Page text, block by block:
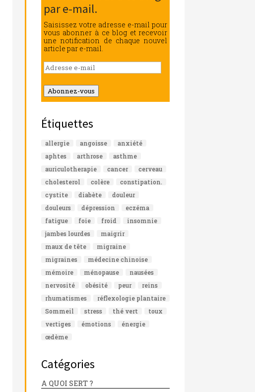
par e-mail.
Saisissez votre adresse e-mail pour
vous abonner à ce blog et recevoir
une notification de chaque nouvel
article par e-mail.
Adresse
e-
mail
Abonnez-vous
Étiquettes
allergie angoisse
anxiété
aphtes
arthrose
asthme
auriculotherapie
cancer
cerveau
cholesterol
colère
constipation.
cystite
diabète
douleur
douleurs
dépression
eczéma
fatigue
foie froid
insomnie
jambes lourdes
maigrir
maux de tête
migraine
migraines
médecine chinoise
mémoire
ménopause
nausées
nervosité
obésité peur
reins
rhumatismes
réflexologie plantaire
Sommeil
stress thé vert
toux
vertiges
émotions
énergie
œdème
Catégories
A QUOI SERT ?